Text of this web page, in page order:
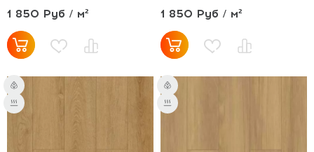
1 850 Руб / м² 1 850 Руб / м²